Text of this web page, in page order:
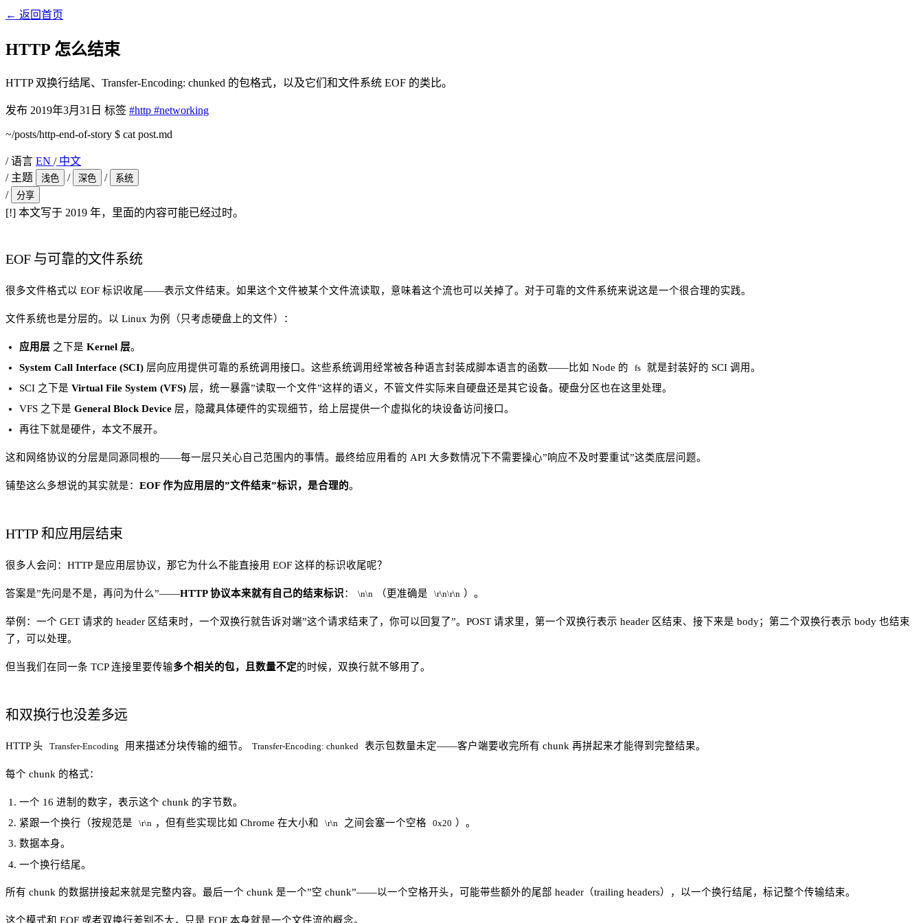
← 返回首页
HTTP 怎么结束
HTTP 双换行结尾、Transfer-Encoding: chunked 的包格式，以及它们和文件系统 EOF 的类比。
发布 2019年3月31日 标签 #http #networking
~/posts/http-end-of-story $ cat post.md
/语言 EN /中文
/主题 浅色 / 深色 / 系统
/ 分享
[!] 本文写于 2019 年，里面的内容可能已经过时。
EOF 与可靠的文件系统
很多文件格式以 EOF 标识收尾——表示文件结束。如果这个文件被某个文件流读取，意味着这个流也可以关掉了。对于可靠的文件系统来说这是一个很合理的实践。
文件系统也是分层的。以 Linux 为例（只考虑硬盘上的文件）：
应用层 之下是Kernel 层。
System Call Interface (SCI) 层向应用提供可靠的系统调用接口。这些系统调用经常被各种语言封装成脚本语言的函数——比如 Node 的 fs 就是封装好的 SCI 调用。
SCI 之下是Virtual File System (VFS) 层，统一暴露”读取一个文件”这样的语义，不管文件实际来自硬盘还是其它设备。硬盘分区也在这里处理。
VFS 之下是General Block Device 层，隐藏具体硬件的实现细节，给上层提供一个虚拟化的块设备访问接口。
再往下就是硬件，本文不展开。
这和网络协议的分层是同源同根的——每一层只关心自己范围内的事情。最终给应用看的 API 大多数情况下不需要操心”响应不及时要重试”这类底层问题。
铺垫这么多想说的其实就是： EOF 作为应用层的”文件结束”标识，是合理的。
HTTP 和应用层结束
很多人会问：HTTP 是应用层协议，那它为什么不能直接用 EOF 这样的标识收尾呢？
答案是”先问是不是，再问为什么”——HTTP 协议本来就有自己的结束标识： \n\n （更准确是 \r\n\r\n ）。
举例：一个 GET 请求的 header 区结束时，一个双换行就告诉对端”这个请求结束了，你可以回复了”。POST 请求里，第一个双换行表示 header 区结束、接下来是 body；第二个双换行表示 body 也结束
了，可以处理。
但当我们在同一条 TCP 连接里要传输多个相关的包，且数量不定的时候，双换行就不够用了。
和双换行也没差多远
HTTP 头 Transfer-Encoding 用来描述分块传输的细节。 Transfer-Encoding: chunked 表示包数量未定——客户端要收完所有 chunk 再拼起来才能得到完整结果。
每个 chunk 的格式：
一个 16 进制的数字，表示这个 chunk 的字节数。
紧跟一个换行（按规范是
\r\n ，但有些实现比如 Chrome 在大小和 \r\n 之间会塞一个空格 0x20 ）。
数据本身。
一个换行结尾。
所有 chunk 的数据拼接起来就是完整内容。最后一个 chunk 是一个”空 chunk”——以一个空格开头，可能带些额外的尾部 header（trailing headers），以一个换行结尾，标记整个传输结束。
这个模式和 EOF 或者双换行差别不大，只是 EOF 本身就是一个文件流的概念。